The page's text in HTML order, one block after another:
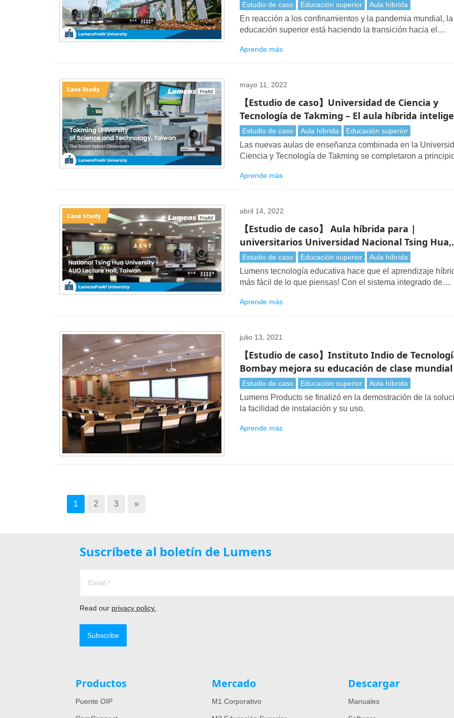
Estudio de caso Educación superior Aula híbrida
En reacción a los confinamientos y la pandemia mundial, la
educación superior está haciendo la transición hacia el
como a distancia. Esta "configuración híbrida" ahora está
Aprende más
mayo 11, 2022
【Estudio de caso】Universidad de Ciencia y
Tecnología de Takming – El aula híbrida
Estudio de caso Aula híbrida Educación superior
Las nuevas aulas de enseñanza combinada en la
Ciencia y Tecnología de Takming se completaron a
Aprende más
abril 14, 2022
【Estudio de caso】 Aula híbrida para |
universitarios Universidad Nacional Tsing Hua,
Taiwán
Estudio de caso Educación superior Aula híbrida
Lumens tecnología educativa hace que el aprendizaje
más fácil de lo que piensas! Con el sistema integrado de
pueden acceder a la información en cualquier momento.
Aprende más
julio 13, 2021
【Estudio de caso】Instituto Indio de
Bombay mejora su educación de clase
Lumens solución de aula híbrida
Estudio de caso Educación superior Aula híbrida
Lumens Products se finalizó en la demostración de la
la facilidad de instalación y su uso.
Aprende más
1 2 3 »
Suscríbete al boletín de Lumens
Read our privacy policy.
Subscribe
Productos
Puente OIP
Mercado
M1 Corporativo
Descargar
Manuales